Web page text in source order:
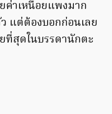
ค่าเหนื่อยแพงมาก
แต่ต้องบอกก่อนเลย
ที่สุดในบรรดานักตะ